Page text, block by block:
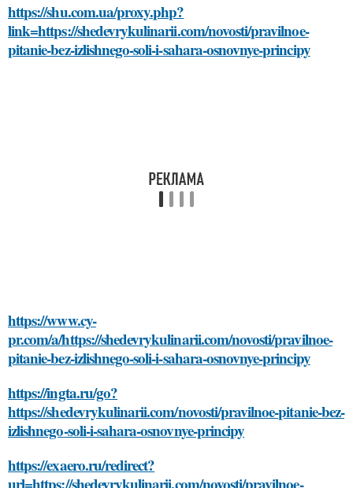
https://shu.com.ua/proxy.php?
link=https://shedevrykulinarii.com/novosti/pravilnoe-
pitanie-bez-izlishnego-soli-i-sahara-osnovnye-principy
https://www.cy-
pr.com/a/https://shedevrykulinarii.com/novosti/pravilnoe-
pitanie-bez-izlishnego-soli-i-sahara-osnovnye-principy
https://ingta.ru/go?
https://shedevrykulinarii.com/novosti/pravilnoe-pitanie-bez-
izlishnego-soli-i-sahara-osnovnye-principy
https://exaero.ru/redirect?